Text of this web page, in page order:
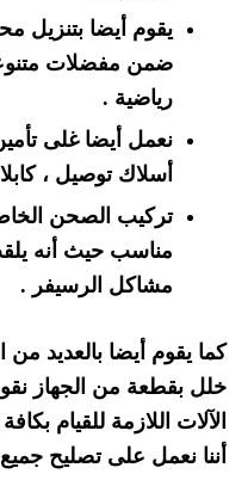
يقوم أيضا بتنزيل
ضمن مفضلات
رياضية .
نعمل أيضا غلى
أسلاك توصيل ،
تركيب الصحن
مناسب حيث أنه
مشاكل الرسيفر .
كما يقوم أيضا بالعديد
خلل بقطعة من الجهاز
الآلات اللازمة للقيام
أننا نعمل على تصليح